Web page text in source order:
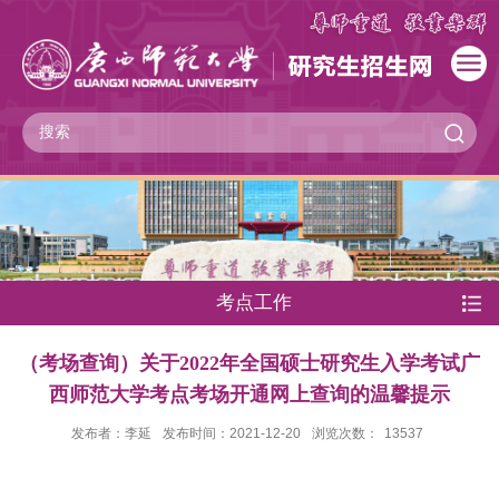
考点工作
（考场查询）关于2022年全国硕士研究生入学考试广
西师范大学考点考场开通网上查询的温馨提示
发布者：李延 发布时间：2021-12-20 浏览次数： 13537